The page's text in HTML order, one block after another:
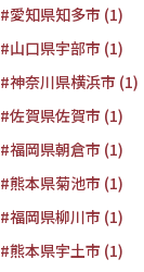
#愛知県知多市 (1)
#山口県宇部市 (1)
#神奈川県横浜市 (1)
#佐賀県佐賀市 (1)
#福岡県朝倉市 (1)
#熊本県菊池市 (1)
#福岡県柳川市 (1)
#熊本県宇土市 (1)